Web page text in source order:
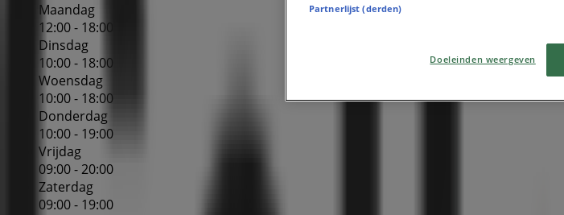
Maandag
12:00 - 18:00
Dinsdag
10:00 - 18:00
Woensdag
10:00 - 18:00
Donderdag
10:00 - 19:00
Vrijdag
09:00 - 20:00
Zaterdag
09:00 - 19:00
Partnerlijst (derden)
Doeleinden weergeven